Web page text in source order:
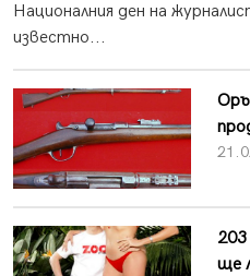
Националния ден на
известно...
ще